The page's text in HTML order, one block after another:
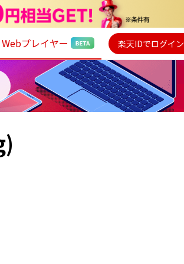
Webプレイヤー 楽天IDでログイン